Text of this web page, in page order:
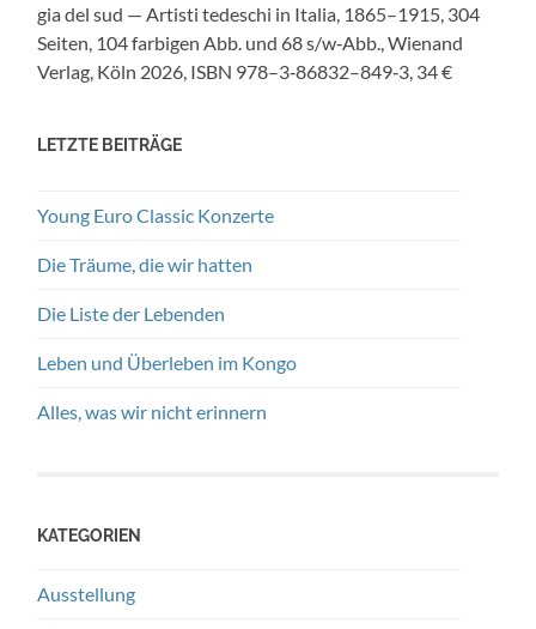
gia del sud — Artisti tedeschi in Italia, 1865–1915, 304
Seit­en, 104 far­bigen Abb. und 68 s/w‑Abb., Wien­and
Ver­lag, Köln 2026, ISBN 978–3‑86832–849‑3, 34 €
LETZTE BEITRÄGE
Young Euro Classic Konzerte
Die Träume, die wir hatten
Die Liste der Lebenden
Leben und Überleben im Kongo
Alles, was wir nicht erinnern
KATEGORIEN
Ausstellung